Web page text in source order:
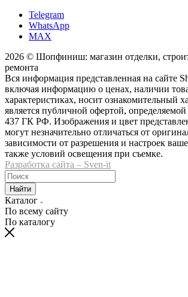
Telegram
WhatsApp
MAX
2026 © Шопфиниш: магазин отделки,
ремонта
Вся информация представленная на сайте
включая информацию о ценах, наличии
характеристиках, носит ознакомительный
является публичной офертой,
437 ГК РФ. Изображения и цвет
могут незначительно отличаться от
зависимости от разрешения и настроек
также условий освещения при съемке.
Разработка сайта – Sven-it
Найти
Каталог
По всему сайту
По каталогу